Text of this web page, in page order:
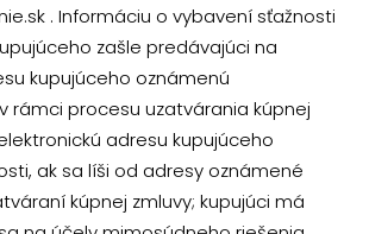
. Informáciu o vybavení sťažnosti
zašle predávajúci na
kupujúceho oznámenú
rámci procesu uzatvárania kúpnej
adresu kupujúceho
ak sa líši od adresy oznámené
kúpnej zmluvy; kupujúci má